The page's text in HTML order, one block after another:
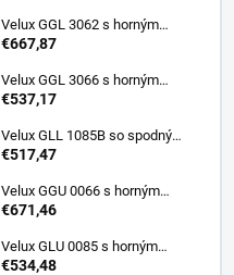
Velux GGL 3062 s horným
ovládaním
€667,87
Velux GGL 3066 s horným
ovládaním
€537,17
Velux GLL 1085B so spodným
ovládaním
€517,47
Velux GGU 0066 s horným
ovládaním
€671,46
Velux GLU 0085 s horným
ovládaním
€534,48